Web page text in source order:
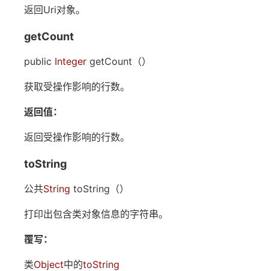
返回Uri对象。
getCount
public Integer getCount（）
获取受操作影响的行数。
返回值：
返回受操作影响的行数。
toString
公共String toString（）
打印出包含类对象信息的字符串。
覆写：
类Object中的toString